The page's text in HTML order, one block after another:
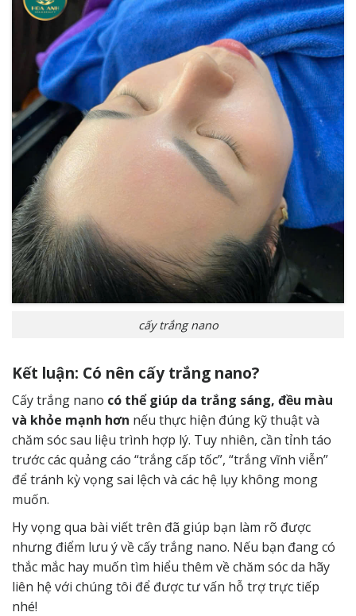
cấy trắng nano
Kết luận: Có nên cấy trắng nano?
Cấy trắng nano có thể giúp da trắng sáng, đều màu
và khỏe mạnh hơn nếu thực hiện đúng kỹ thuật và
chăm sóc sau liệu trình hợp lý. Tuy nhiên, cần tỉnh táo
trước các quảng cáo “trắng cấp tốc”, “trắng vĩnh viễn”
để tránh kỳ vọng sai lệch và các hệ lụy không mong
muốn.
Hy vọng qua bài viết trên đã giúp bạn làm rõ được
nhưng điểm lưu ý về cấy trắng nano. Nếu bạn đang có
thắc mắc hay muốn tìm hiểu thêm về chăm sóc da hãy
liên hệvới chúng tôi để được tư vấn hỗ trợ trực tiếp
nhé!